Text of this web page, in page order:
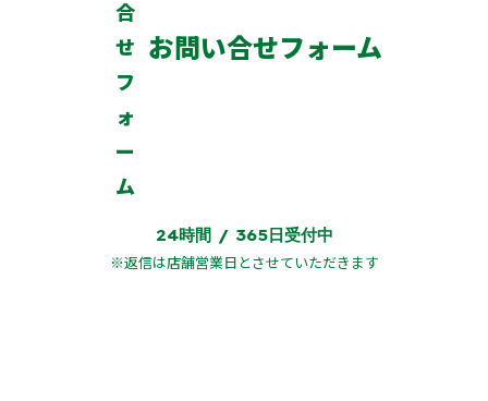
お問い合せフォーム
24時間 / 365日受付中
※返信は店舗営業日とさせていただきます